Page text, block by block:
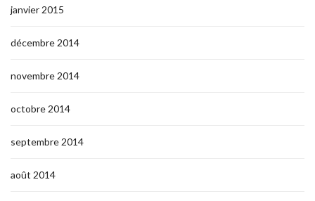
janvier 2015
décembre 2014
novembre 2014
octobre 2014
septembre 2014
août 2014